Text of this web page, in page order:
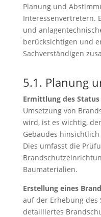
Planung und
Interessenvertretern.
und
berücksichtigen und
Sachverständigen
5.1. Planung
Ermittlung des Status
Umsetzung von
wird, ist es wichtig,
Gebäudes
Dies umfasst die
Baumaterialien.
Erstellung eines
auf der Erhebung des
detailliertes